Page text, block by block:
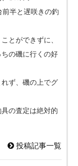
半と遅咲きの釣
とができずに、
の磯に行くの好
ず、磯の上でグ
の査定は絶対的
投稿記事一覧